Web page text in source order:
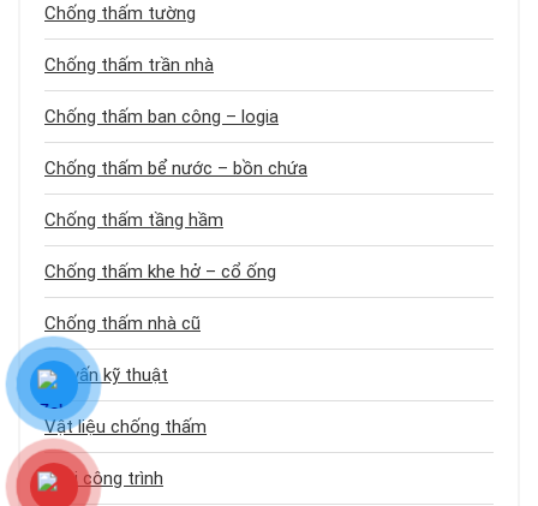
Chống thấm tường
Chống thấm trần nhà
Chống thấm ban công – logia
Chống thấm bể nước – bồn chứa
Chống thấm tầng hầm
Chống thấm khe hở – cổ ống
Chống thấm nhà cũ
Tư vấn kỹ thuật
Vật liệu chống thấm
Loại công trình